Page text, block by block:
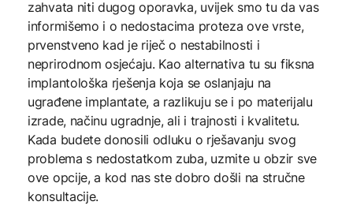
zahvata niti dugog oporavka, uvijek smo tu da vas
informišemo i o nedostacima proteza ove vrste,
prvenstveno kad je riječ o nestabilnosti i
neprirodnom osjećaju. Kao alternativa tu su fiksna
implantološka rješenja koja se oslanjaju na
ugrađene implantate, a razlikuju se i po materijalu
izrade, načinu ugradnje, ali i trajnosti i kvalitetu.
Kada budete donosili odluku o rješavanju svog
problema s nedostatkom zuba, uzmite u obzir sve
ove opcije, a kod nas ste dobro došli na stručne
konsultacije.